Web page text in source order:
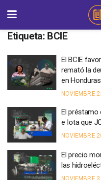
Etiqueta: BCIE
El BCIE
remató la
en Honduras
NOVIEMBRE
El préstamo
e Iota que
NOVIEMBRE
El precio
las
NOVIEMBRE